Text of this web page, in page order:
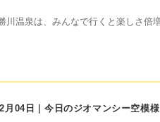
温泉は、みんなで行くと楽しさ倍
月04日｜今日のジオマンシー空模様